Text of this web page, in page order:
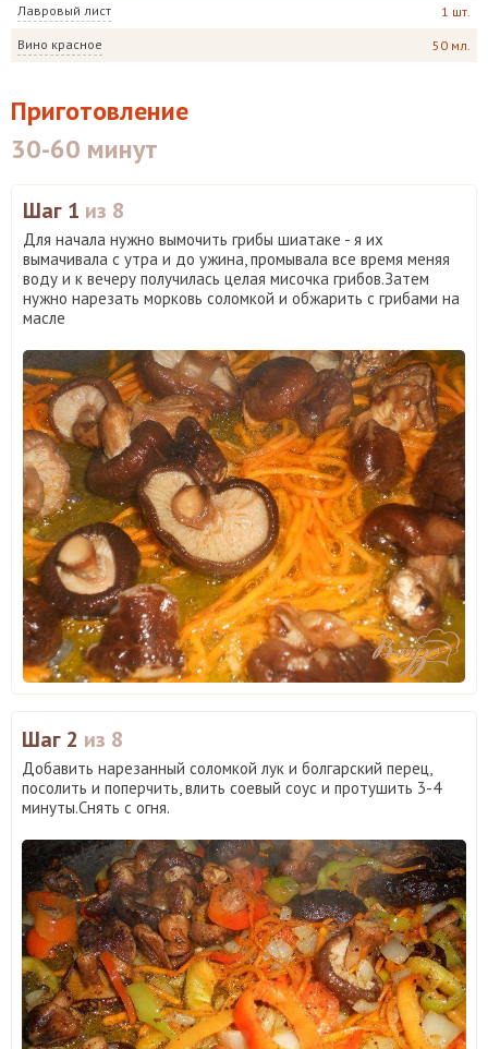
Лавровый лист 1 шт.
Вино красное 50 мл.
Приготовление
30-60 минут
Шаг 1 из 8
Для начала нужно вымочить грибы шиатаке - я их
вымачивала с утра и до ужина, промывала все время меняя
воду и к вечеру получилась целая мисочка грибов.Затем
нужно нарезать морковь соломкой и обжарить с грибами на
масле
Шаг 2 из 8
Добавить нарезанный соломкой лук и болгарский перец,
посолить и поперчить, влить соевый соус и протушить 3-4
минуты.Снять с огня.